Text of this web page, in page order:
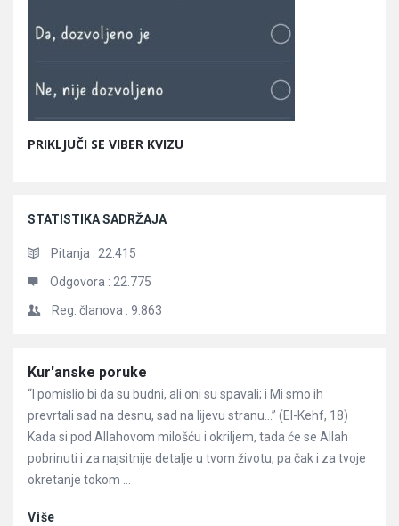
PRIKLJUČI SE VIBER KVIZU
STATISTIKA SADRŽAJA
Pitanja : 22.415
Odgovora : 22.775
Reg. članova : 9.863
Članci
Kur'anske poruke
“I pomislio bi da su budni, ali oni su spavali; i Mi smo ih
prevrtali sad na desnu, sad na lijevu stranu…” (El-Kehf, 18)
Kada si pod Allahovom milošću i okriljem, tada će se Allah
pobrinuti i za najsitnije detalje u tvom životu, pa čak i za tvoje
okretanje tokom ...
Više